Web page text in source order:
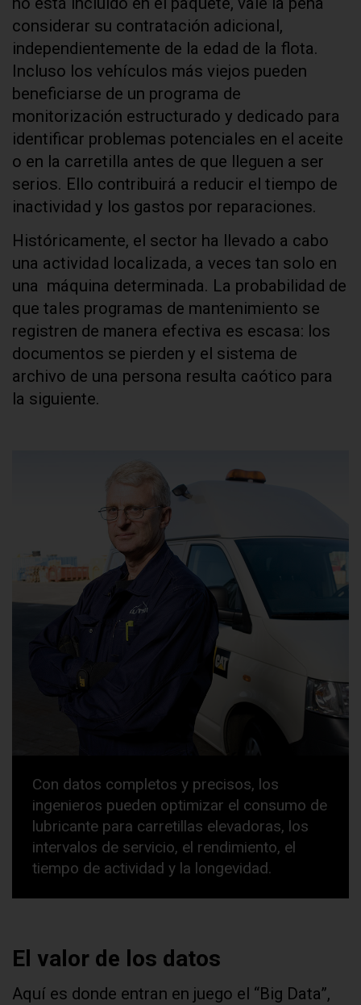
considerar su contratación adicional,
independientemente de la edad de la flota.
Incluso los vehículos más viejos pueden
beneficiarse de un programa de
monitorización estructurado y dedicado para
identificar problemas potenciales en el aceite
o en la carretilla antes de que lleguen a ser
serios. Ello contribuirá a reducir el tiempo de
inactividad y los gastos por reparaciones.
Históricamente, el sector ha llevado a cabo
una actividad localizada, a veces tan solo en
una máquina determinada. La probabilidad de
que tales programas de mantenimiento se
registren de manera efectiva es escasa: los
documentos se pierden y el sistema de
archivo de una persona resulta caótico para
la siguiente.
Con datos completos y precisos, los
ingenieros pueden optimizar el consumo de
lubricante para carretillas elevadoras, los
intervalos de servicio, el rendimiento, el
tiempo de actividad y la longevidad.
El valor de los datos
Aquí es donde entran en juego el “Big Data”,